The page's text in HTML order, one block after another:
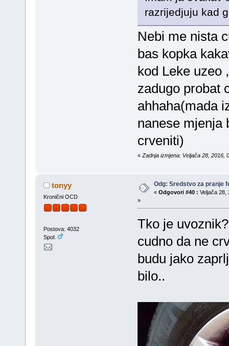
razrijedjuju kad
Nebi me nista
bas kopka
kod Leke uzeo
zadugo probat
ahhaha(mada
nanese mjenja
crveniti)
« Zadnja izmjena: Veljača 28, 2016,
tonyy
Kronični OCD
Postova: 4032
Spol:
Odg: Sredstvo za pranje
« Odgovori #40 : Veljača 28,
»
Tko je
cudno da ne
budu jako
bilo..